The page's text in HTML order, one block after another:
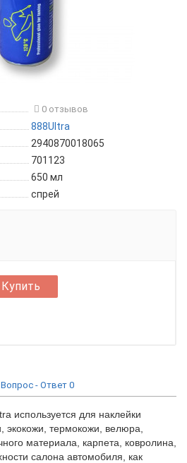
0 отзывов
888Ultra
2940870018065
701123
650 мл
спрей
Купить
Вопрос - Ответ 0
используется для наклейки
экокожи, термокожи, велюра,
материала, карпета, ковролина,
салона автомобиля, как